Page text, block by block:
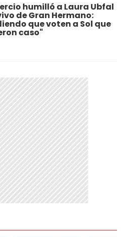
humilló a Laura Ubfal
de Gran Hermano:
que voten a Sol que
caso"